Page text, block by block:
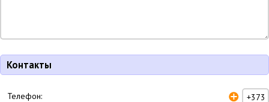
Контакты
Телефон: